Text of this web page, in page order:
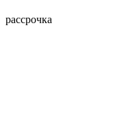
рассрочка